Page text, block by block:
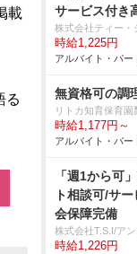
載
る
サービス付き
株式会社ティー・
時給1,225円
アルバイト・パー
無資格可の調
リトカ知育保育園
時給1,177円～
アルバイト・パー
「週1から可
ト相談可/サ
会保障完備
株式会社T.S.I/ア
時給1,226円